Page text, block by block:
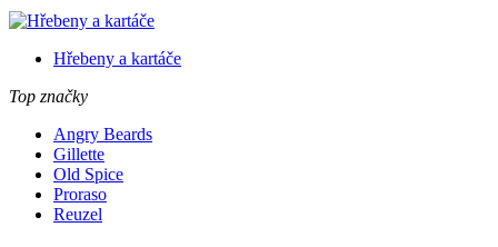
Hřebeny a kartáče
Top značky
Angry Beards
Gillette
Old Spice
Proraso
Reuzel